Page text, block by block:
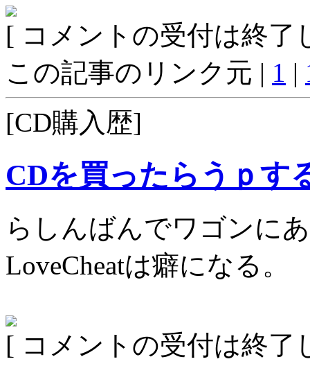
[ コメントの受付は終了
この記事のリンク元 | 1 |
[CD購入歴]
CDを買ったらうｐす
らしんばんでワゴンに
LoveCheatは癖になる。
[ コメントの受付は終了